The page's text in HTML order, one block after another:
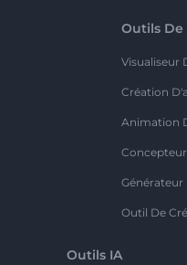
Outils De
Visualiseur
Création
Animation
Générateur
Outil De
Outils IA